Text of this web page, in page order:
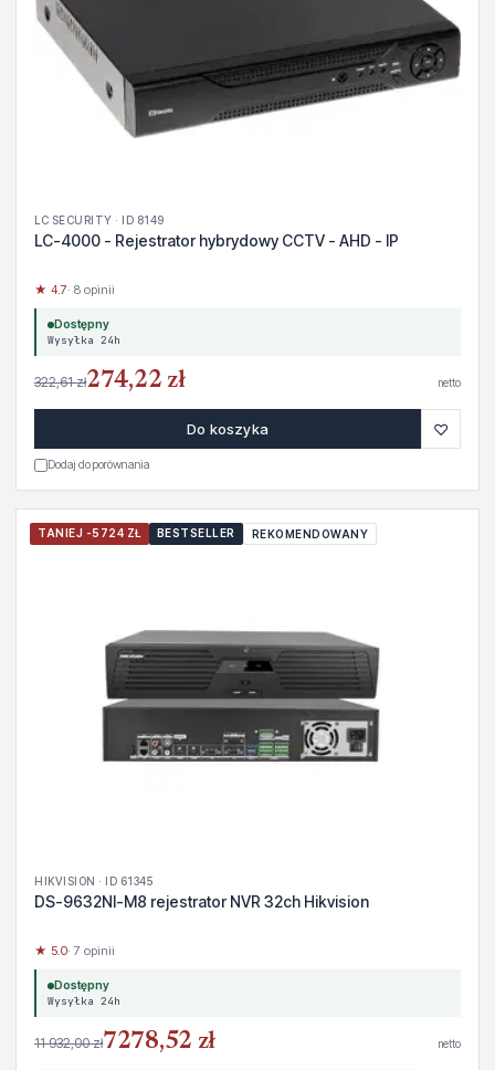
LC SECURITY · ID 8149
LC-4000 - Rejestrator hybrydowy CCTV - AHD - IP
★ 4.7· 8 opinii
Dostępny
Wysyłka 24h
322,61 zł274,22 zł netto
Do koszyka ♡
Dodaj do porównania
TANIEJ -5724 ZŁ BESTSELLER REKOMENDOWANY
HIKVISION · ID 61345
DS-9632NI-M8 rejestrator NVR 32ch Hikvision
★ 5.0· 7 opinii
Dostępny
Wysyłka 24h
11 932,00 zł7278,52 zł netto